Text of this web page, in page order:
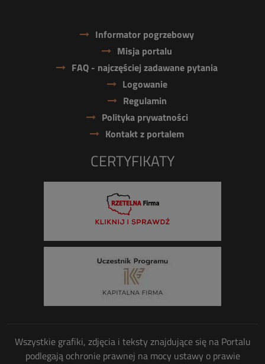
Informator pogrzebowy
Misja portalu
FAQ - najczęściej zadawane pytania
Logowanie
Regulamin
Polityka prywatności
Kontakt z portalem
CERTYFIKATY
Wszystkie grafiki, zdjęcia i teksty znajdujące się na Portalu
podlegają ochronie prawnej na mocy ustawy o prawie